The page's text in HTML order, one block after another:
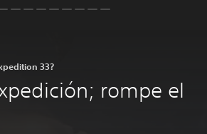
33?
rompe el